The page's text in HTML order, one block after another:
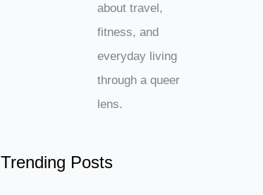
about travel,
fitness, and
everyday living
through a queer
lens.
Trending Posts